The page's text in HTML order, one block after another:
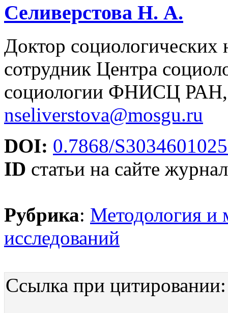
Селиверстова Н. А.
Доктор социологических
сотрудник Центра
социологии ФНИСЦ РАН,
nseliverstova@mosgu.ru
DOI: 0.7868/
ID статьи на сайте
Рубрика: Методология и
исследований
Ссылка при цитировании: